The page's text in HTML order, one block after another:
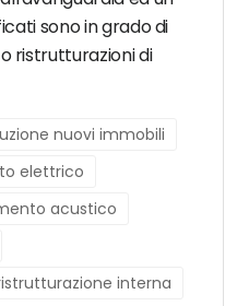
sono in grado di
ristrutturazioni di
nuovi immobili
elettrico
acustico
interna